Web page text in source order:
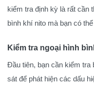
kiểm tra định kỳ là rất cần
bình khí nito mà bạn có
Kiểm tra ngoại hình
Đầu tiên, bạn cần kiểm tra
sát để phát hiện các dấu